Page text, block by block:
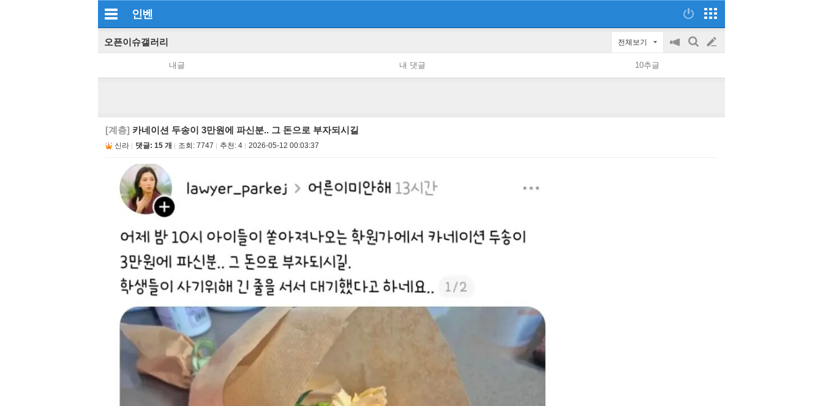
인벤
오픈이슈갤러리 전체보기
공
on/off
검
글
쓰
내글 내 댓글 10추글
[계층] 카네이션 두송이 3만원에 파신분.. 그 돈으로 부자되시길
신라 댓글: 15 개 조회: 7747 추천: 4 2026-05-12 00:03:37